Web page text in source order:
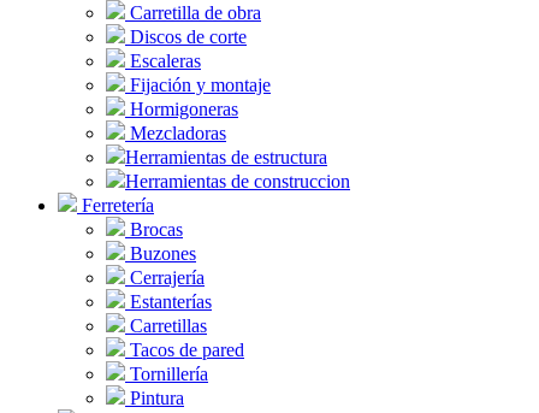
Carretilla de obra
Discos de corte
Escaleras
Fijación y montaje
Hormigoneras
Mezcladoras
Herramientas de estructura
Herramientas de construccion
Ferretería
Brocas
Buzones
Cerrajería
Estanterías
Carretillas
Tacos de pared
Tornillería
Pintura